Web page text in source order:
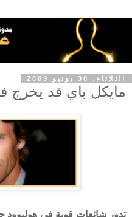
الثلاثاء، 30 يونيو 2009
مايكل باي قد يخرج
تدور شائعات قوية في هوليوود